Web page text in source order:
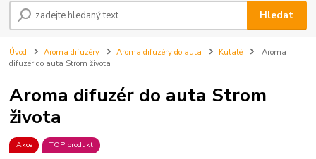
Hledat
Úvod Aroma difuzéry Aroma difuzéry do auta Kulaté
Aroma
difuzér do auta Strom života
Aroma difuzér do auta Strom
života
Akce TOP produkt